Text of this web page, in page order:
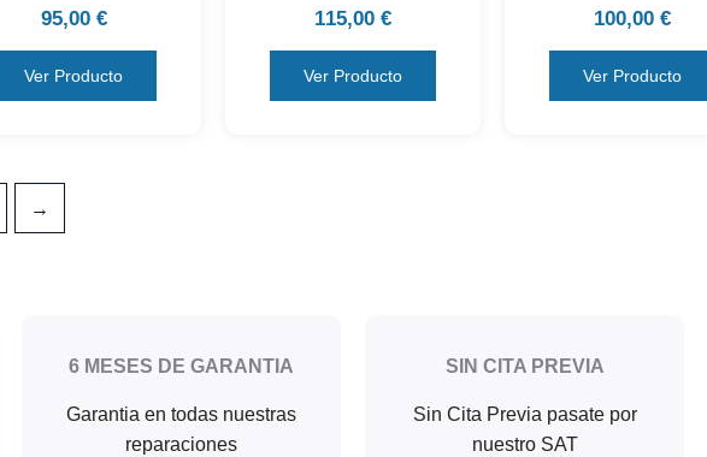
95,00 €
Ver Producto
115,00 €
Ver Producto
100,00 €
Ver Producto
→
6 MESES DE GARANTIA
Garantia en todas nuestras
reparaciones
SIN CITA PREVIA
Sin Cita Previa pasate por
nuestro SAT